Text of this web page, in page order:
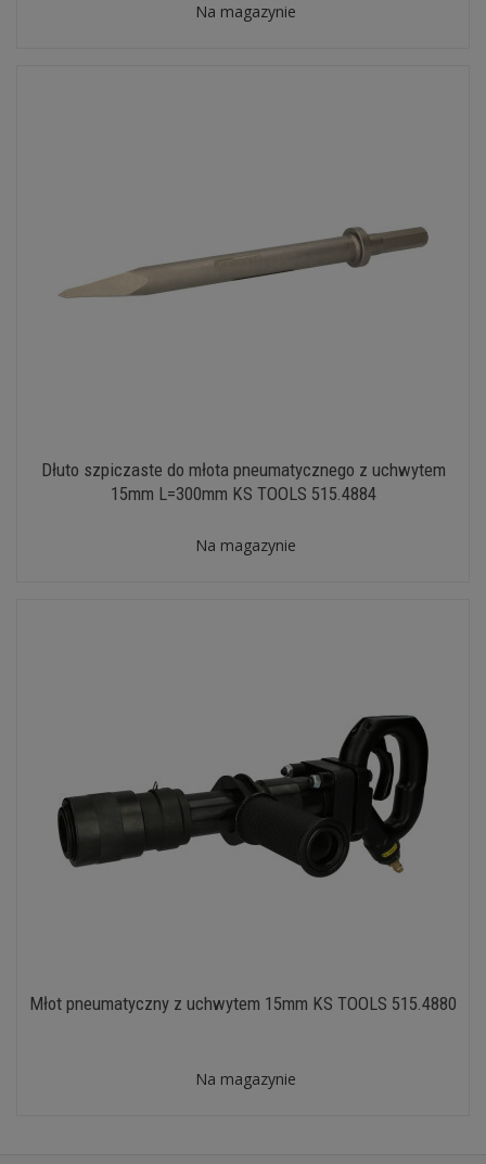
Na magazynie
Dłuto szpiczaste do młota pneumatycznego z uchwytem
15mm L=300mm KS TOOLS 515.4884
Na magazynie
Młot pneumatyczny z uchwytem 15mm KS TOOLS 515.4880
Na magazynie